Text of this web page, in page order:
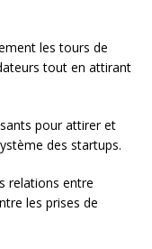
les tours de
tout en attirant
pour attirer et
des startups.
relations entre
les prises de